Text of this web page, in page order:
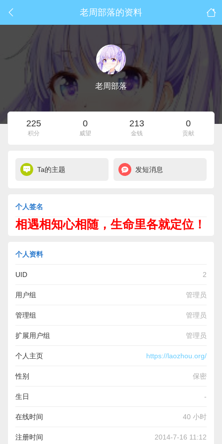
老周部落的资料
老周部落
225
积分
0
威望
213
金钱
0
贡献
Ta的主题 发短消息
个人签名
相遇相知心相随，生命里各就定位！
个人资料
UID 2
用户组 管理员
管理组 管理员
扩展用户组 管理员
个人主页 https://laozhou.org/
性别 保密
生日 -
在线时间 40 小时
注册时间 2014-7-16 11:12